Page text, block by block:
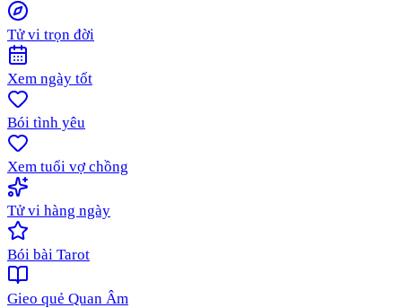
Tử vi trọn đời
Xem ngày tốt
Bói tình yêu
Xem tuổi vợ chồng
Tử vi hàng ngày
Bói bài Tarot
Gieo quẻ Quan Âm